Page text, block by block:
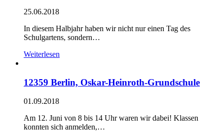
25.06.2018
In diesem Halbjahr haben wir nicht nur einen Tag des
Schulgartens, sondern…
Weiterlesen
12359 Berlin, Oskar-Heinroth-Grundschule
01.09.2018
Am 12. Juni von 8 bis 14 Uhr waren wir dabei! Klassen
konnten sich anmelden,…